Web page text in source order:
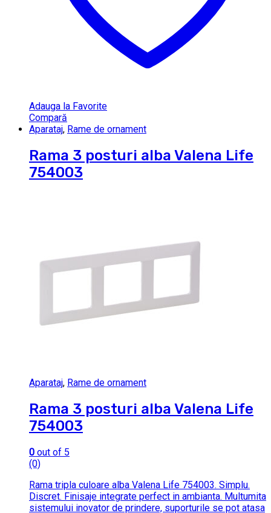
Adauga la Favorite
Compară
Aparataj, Rame de ornament
Rama 3 posturi alba Valena Life
754003
Aparataj, Rame de ornament
Rama 3 posturi alba Valena Life
754003
0 out of 5
(0)
Rama tripla culoare alba Valena Life 754003. Simplu.
Discret. Finisaje integrate perfect in ambianta. Multumita
sistemului inovator de prindere, suporturile se pot atasa